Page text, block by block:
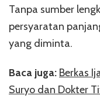
Tanpa sumber
persyaratan
yang diminta.
Baca juga: Berkas
Suryo dan Dokter